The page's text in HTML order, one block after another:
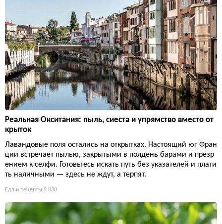
Реальная Окситания: пыль, сиеста и упрямство вместо от
крыток
Лавандовые поля остались на открытках. Настоящий юг Фран
ции встречает пылью, закрытыми в полдень барами и презр
ением к селфи. Готовьтесь искать путь без указателей и плати
ть наличными — здесь не ждут, а терпят.
Еда и рецепты 5 830